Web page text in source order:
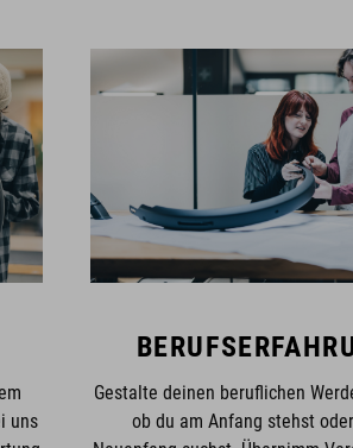
uns
Gestalte deinen beruflichen
ob du am Anfang stehst